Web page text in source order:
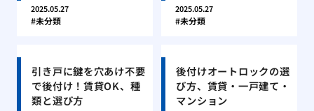
2025.05.27
未分類
2025.05.27
未分類
引き戸に鍵を穴あけ不要
で後付け！賃貸OK、種
類と選び方
後付けオートロックの選
び方、賃貸・一戸建て・
マンション